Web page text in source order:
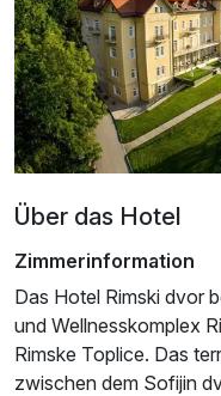
Über das Hotel
Zimmerinformation
Das Hotel Rimski dvor
und Wellnesskomplex
Rimske Toplice. Das
zwischen dem Sofijin